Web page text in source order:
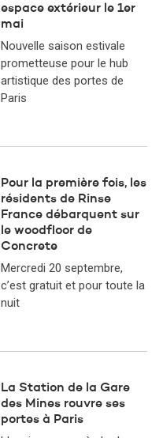
espace extérieur le 1er
mai
Nouvelle saison estivale
prometteuse pour le hub
artistique des portes de
Paris
Pour la première fois, les
résidents de Rinse
France débarquent sur
le woodfloor de
Concrete
Mercredi 20 septembre,
c’est gratuit et pour toute la
nuit
La Station de la Gare
des Mines rouvre ses
portes à Paris